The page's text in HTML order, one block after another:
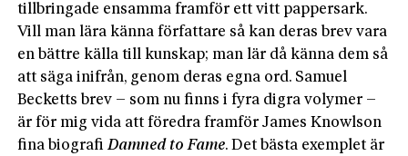
tillbringade ensamma framför ett vitt pappersark.
Vill man lära känna författare så kan deras brev vara
en bättre källa till kunskap; man lär då känna dem så
att säga inifrån, genom deras egna ord. Samuel
Becketts brev – som nu finns i fyra digra volymer –
är för mig vida att föredra framför James Knowlson
fina biografiDamned to Fame. Det bästa exemplet är